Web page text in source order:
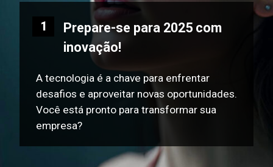
Prepare-se para 2025 com
inovação!
A tecnologia é a chave para enfrentar
desafios e aproveitar novas oportunidades.
Você está pronto para transformar sua
empresa?
1